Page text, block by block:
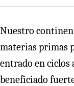
Nuestro
materias primas
entrado en ciclos
beneficiado